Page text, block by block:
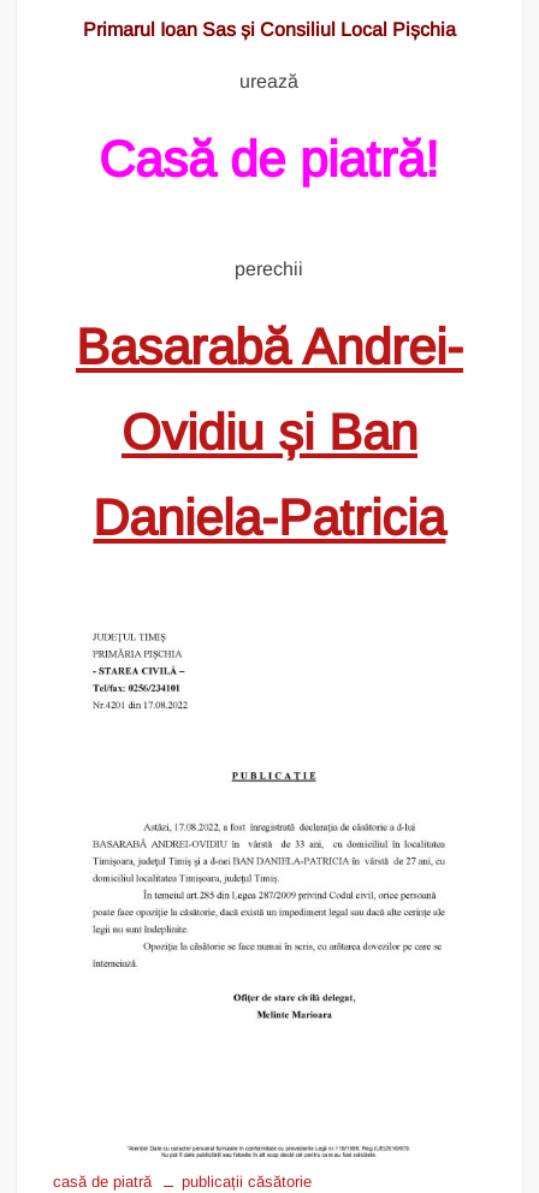
Primarul Ioan Sas și Consiliul Local Pișchia
urează
Casă de piatră!
perechii
Basarabă Andrei-
Ovidiu și Ban
Daniela-Patricia
casă de piatră publicații căsătorie